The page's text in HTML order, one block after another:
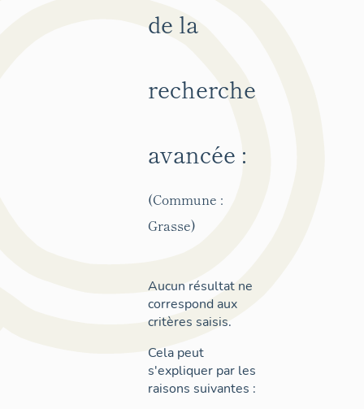
de la
recherche
avancée :
(Commune :
Grasse)
Aucun résultat ne
correspond aux
critères saisis.
Cela peut
s'expliquer par les
raisons suivantes :